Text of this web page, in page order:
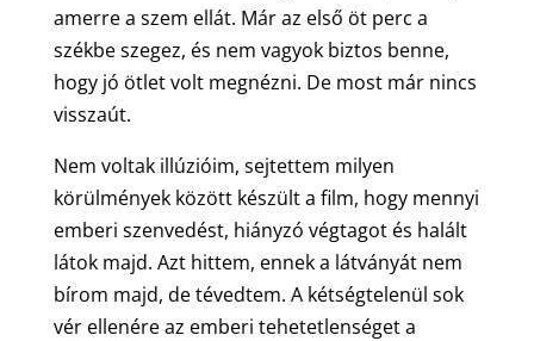
amerre a szem ellát. Már az első öt perc a
székbe szegez, és nem vagyok biztos benne,
hogy jó ötlet volt megnézni. De most már nincs
visszaút.
Nem voltak illúzióim, sejtettem milyen
körülmények között készült a film, hogy mennyi
emberi szenvedést, hiányzó végtagot és halált
látok majd. Azt hittem, ennek a látványát nem
bírom majd, de tévedtem. A kétségtelenül sok
vér ellenére az emberi tehetetlenséget a